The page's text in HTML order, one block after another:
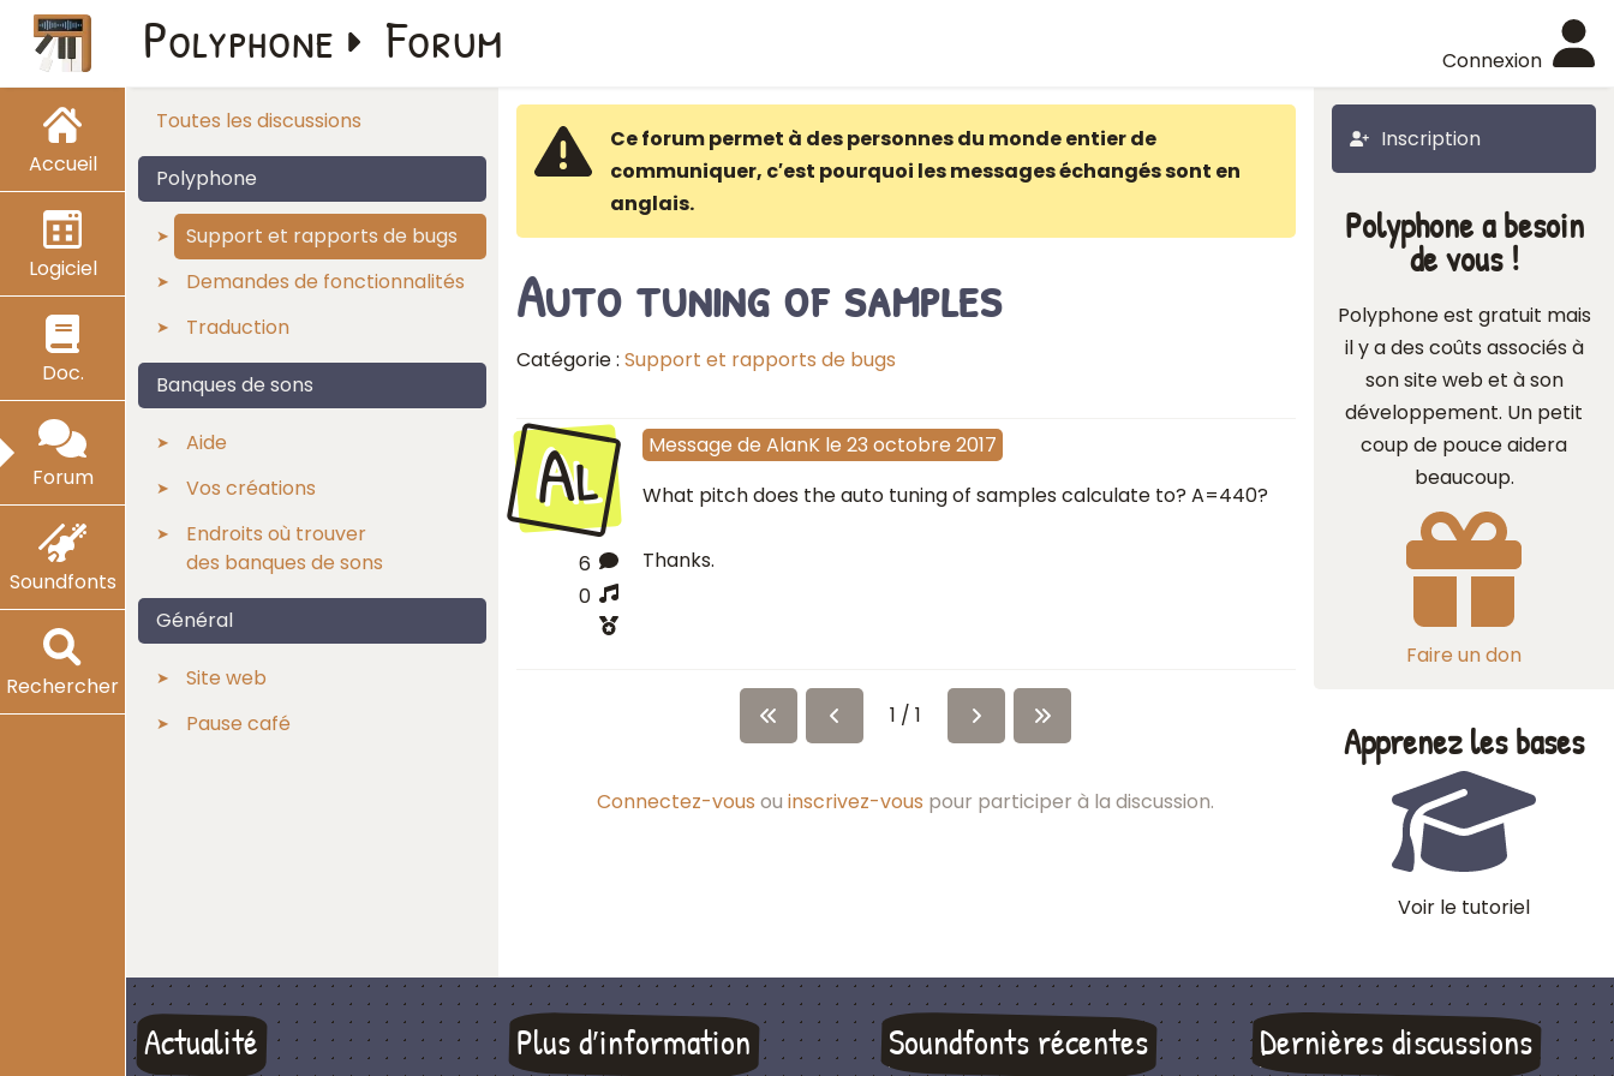
Accueil
Logiciel
Doc.
Forum
Soundfonts
Rechercher
Connexion
Polyphone Forum
Toutes les discussions
Polyphone
Support et rapports de bugs
Demandes de fonctionnalités
Traduction
Banques de sons
Aide
Vos créations
Endroits où trouver
des banques de sons
Général
Site web
Pause café
Inscription
Ce forum permet à des personnes du monde entier de
communiquer, c′est pourquoi les messages échangés sont en
anglais.
Auto tuning of samples
Catégorie : Support et rapports de bugs
Al
6
0
Message de AlanK le 23 octobre 2017
What pitch does the auto tuning of samples calculate to? A=440?
Thanks.
1 / 1
Connectez-vous ouinscrivez-vous pour participer à la discussion.
Polyphone a besoin
de vous !
Polyphone est gratuit mais
il y a des coûts associés à
son site web et à son
développement. Un petit
coup de pouce aidera
beaucoup.
Faire un don
Apprenez les bases
Voir le tutoriel
Actualité Plus d′information Soundfonts récentes Dernières discussions